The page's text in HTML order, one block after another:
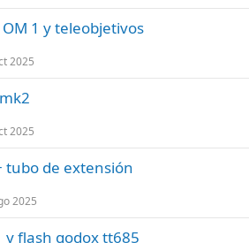
1 y teleobjetivos
2025
2025
tubo de extensión
2025
y flash godox tt685